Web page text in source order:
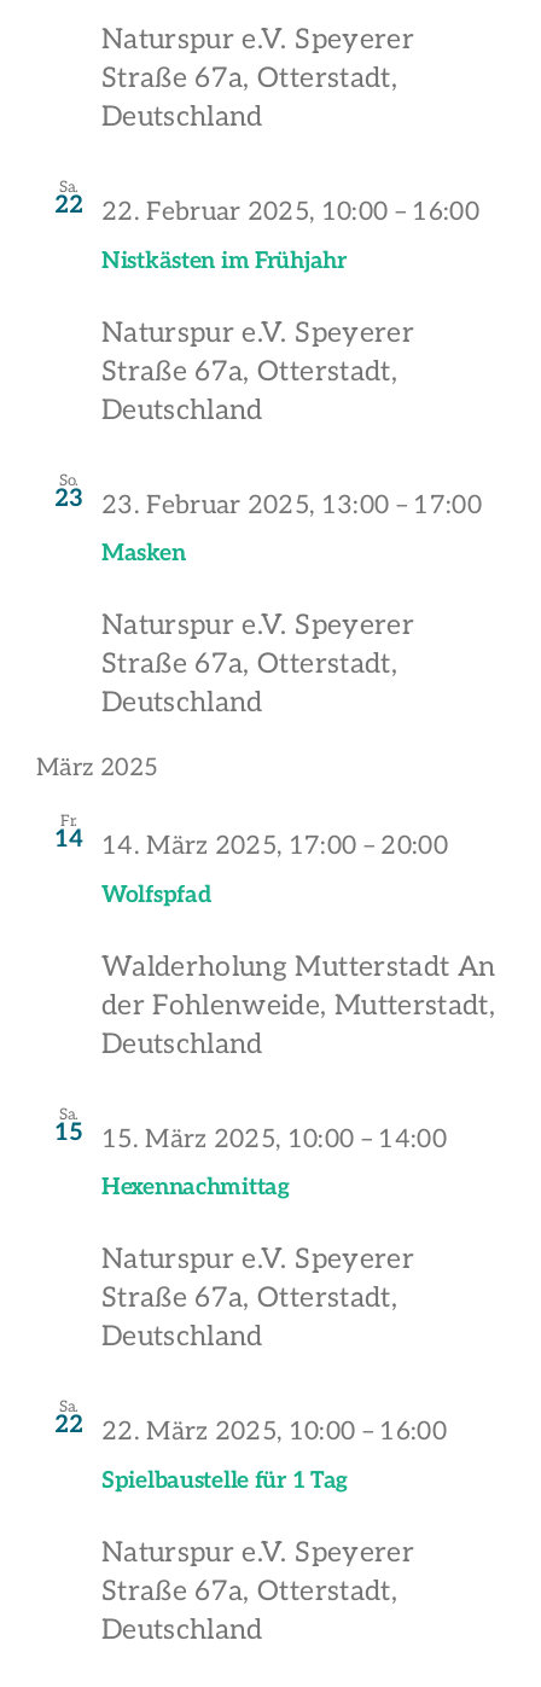
Naturspur e.V. Speyerer
Straße 67a, Otterstadt,
Deutschland
Sa.
22
Nistkästen im Frühjahr
22. Februar 2025, 10:00 – 16:00
Naturspur e.V. Speyerer
Straße 67a, Otterstadt,
Deutschland
So.
23
Masken
23. Februar 2025, 13:00 – 17:00
Naturspur e.V. Speyerer
Straße 67a, Otterstadt,
Deutschland
März 2025
Fr.
14
Wolfspfad
14. März 2025, 17:00 – 20:00
Walderholung Mutterstadt An
der Fohlenweide, Mutterstadt,
Deutschland
Sa.
15
Hexennachmittag
15. März 2025, 10:00 – 14:00
Naturspur e.V. Speyerer
Straße 67a, Otterstadt,
Deutschland
Sa.
22
Spielbaustelle für 1 Tag
22. März 2025, 10:00 – 16:00
Naturspur e.V. Speyerer
Straße 67a, Otterstadt,
Deutschland